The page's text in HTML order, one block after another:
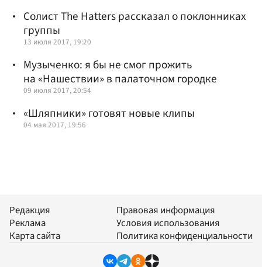
Солист The Hatters рассказал о поклонниках
группы
13 июля 2017, 19:20
Музыченко: я бы не смог прожить
на «Нашествии» в палаточном городке
09 июля 2017, 20:54
«Шляпники» готовят новые клипы
04 мая 2017, 19:56
Редакция
Реклама
Карта сайта
Правовая информация
Условия использования
Политика конфиденциальности